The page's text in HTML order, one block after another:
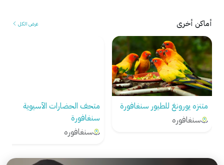
أماكن أخرى عرض الكل
متنزه يورونغ للطيور سنغافورة
سنغافوره
متحف الحضارات الآسيوية
سنغافورة
سنغافوره